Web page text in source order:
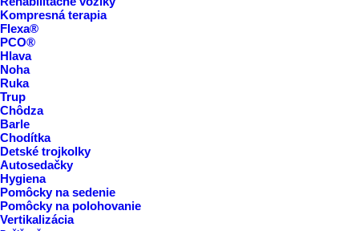
Kompresná terapia
Flexa®
PCO®
Hlava
Noha
Ruka
Trup
Chôdza
Barle
Chodítka
Detské trojkolky
Autosedačky
Hygiena
Pomôcky na sedenie
Pomôcky na polohovanie
Vertikalizácia